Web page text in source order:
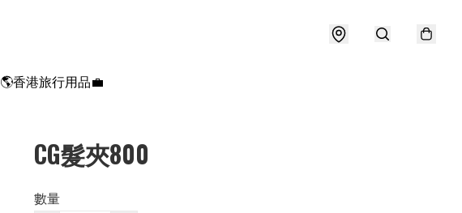
🌎香港旅行用品💼
CG髮夾800
數量